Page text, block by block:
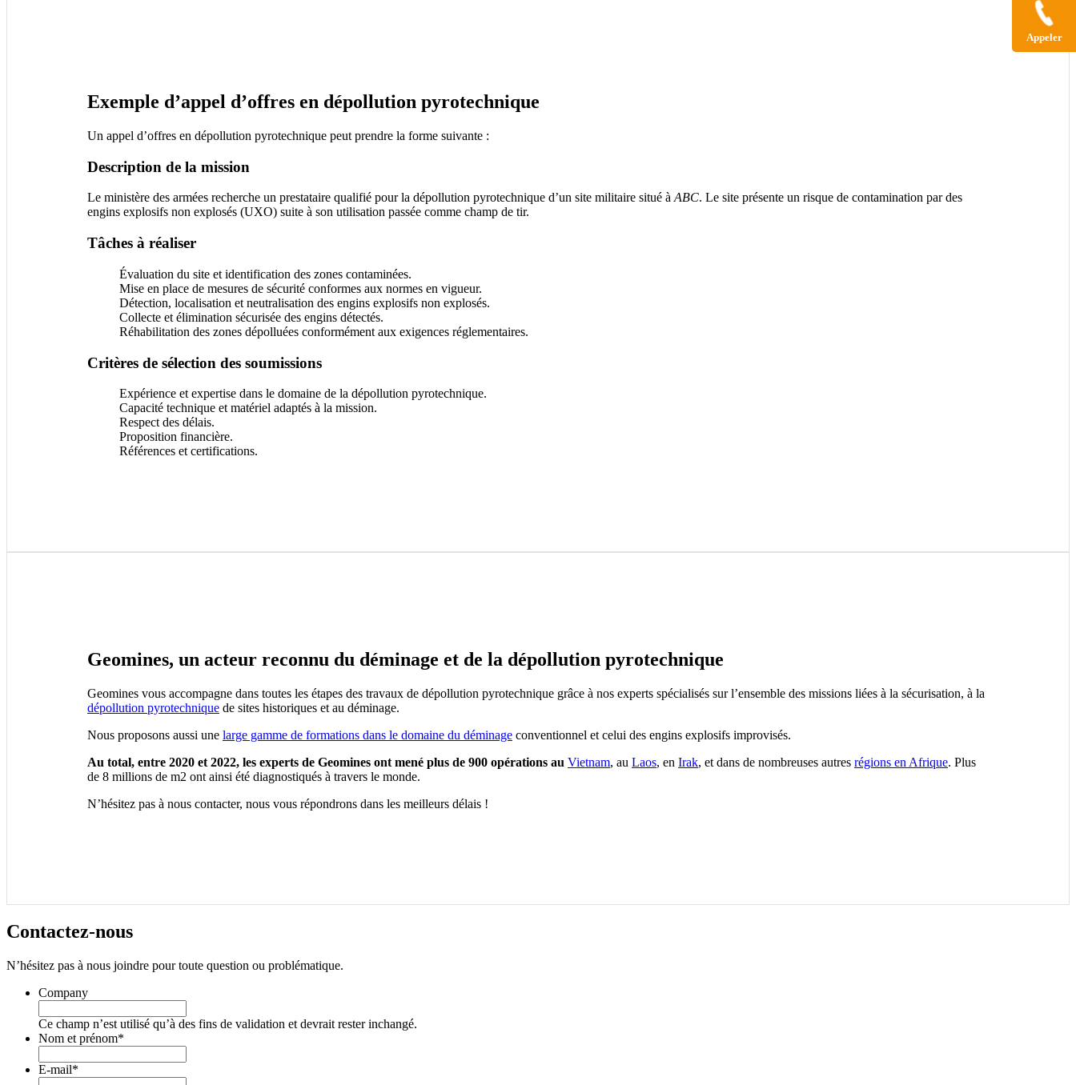
Appeler
Exemple d’appel d’offres en dépollution pyrotechnique
Un appel d’offres en dépollution pyrotechnique peut prendre la forme suivante :
Description de la mission
Le ministère des armées recherche un prestataire qualifié pour la dépollution pyrotechnique d’un site militaire situé à ABC. Le site présente un risque de contamination par des
engins explosifs non explosés (UXO) suite à son utilisation passée comme champ de tir.
Tâches à réaliser
Évaluation du site et identification des zones contaminées.
Mise en place de mesures de sécurité conformes aux normes en vigueur.
Détection, localisation et neutralisation des engins explosifs non explosés.
Collecte et élimination sécurisée des engins détectés.
Réhabilitation des zones dépolluées conformément aux exigences réglementaires.
Critères de sélection des soumissions
Expérience et expertise dans le domaine de la dépollution pyrotechnique.
Capacité technique et matériel adaptés à la mission.
Respect des délais.
Proposition financière.
Références et certifications.
Geomines, un acteur reconnu du déminage et de la dépollution pyrotechnique
Geomines vous accompagne dans toutes les étapes des travaux de dépollution pyrotechnique grâce à nos experts spécialisés sur l’ensemble des missions liées à la sécurisation, à la
dépollution pyrotechnique de sites historiques et au déminage.
Nous proposons aussi une large gamme de formations dans le domaine du déminage conventionnel et celui des engins explosifs improvisés.
Au total, entre 2020 et 2022, les experts de Geomines ont mené plus de 900 opérations au Vietnam, au Laos, en Irak, et dans de nombreuses autres régions en Afrique. Plus
de 8 millions de m2 ont ainsi été diagnostiqués à travers le monde.
N’hésitez pas à nous contacter, nous vous répondrons dans les meilleurs délais !
Contactez-nous
N’hésitez pas à nous joindre pour toute question ou problématique.
Company
Ce champ n’est utilisé qu’à des fins de validation et devrait rester inchangé.
Nom et prénom*
E-mail*